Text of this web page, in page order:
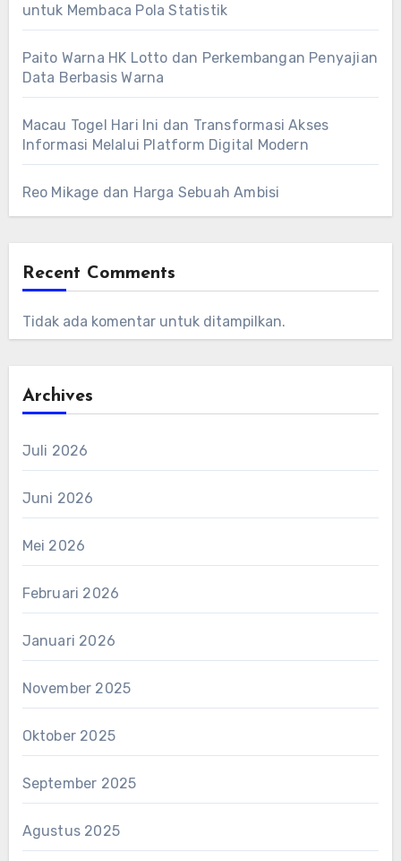
untuk Membaca Pola Statistik
Paito Warna HK Lotto dan Perkembangan Penyajian
Data Berbasis Warna
Macau Togel Hari Ini dan Transformasi Akses
Informasi Melalui Platform Digital Modern
Reo Mikage dan Harga Sebuah Ambisi
Recent Comments
Tidak ada komentar untuk ditampilkan.
Archives
Juli 2026
Juni 2026
Mei 2026
Februari 2026
Januari 2026
November 2025
Oktober 2025
September 2025
Agustus 2025